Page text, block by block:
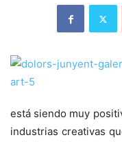
está siendo muy
industrias creativas